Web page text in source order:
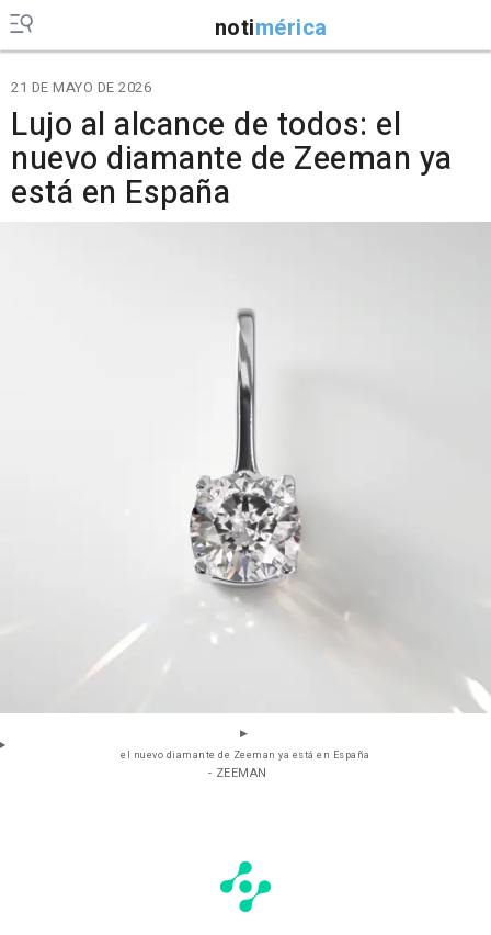
notimérica
21 DE MAYO DE 2026
Lujo al alcance de todos: el
nuevo diamante de Zeeman ya
está en España
el nuevo diamante de Zeeman ya está en España
- ZEEMAN